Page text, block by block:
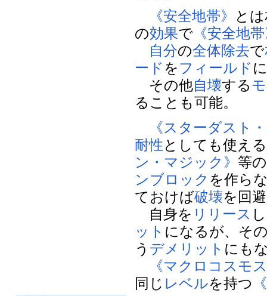
《安全地帯》
と
の効果で 《安全地
自分の全体除去で
ード をフィールド
その他自壊する
ることも可能。
《スターダスト
耐性としても使え
ン・マジック》 等の
ンブロック を作ら
ておけば破壊を回
自身を リリース
ット になるが、そ
う デメリット にも
《マクロコスモ
同じ レベルを持つ